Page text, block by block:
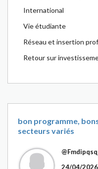
International
Vie étudiante
Réseau et insertion
Retour sur
bon programme,
secteurs variés
24/04/2026